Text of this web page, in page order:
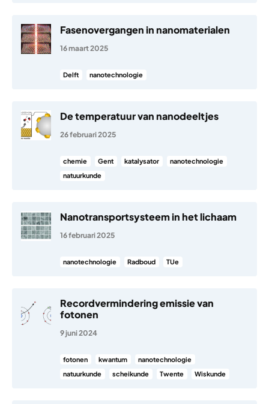
Fasenovergangen in nanomaterialen
16 maart 2025
Delft nanotechnologie
De temperatuur van nanodeeltjes
26 februari 2025
chemie Gent katalysator
nanotechnologie
natuurkunde
Nanotransportsysteem in het lichaam
16 februari 2025
nanotechnologie Radboud TUe
Recordvermindering emissie van
fotonen
9 juni 2024
fotonen kwantum
nanotechnologie
natuurkunde
scheikunde Twente Wiskunde